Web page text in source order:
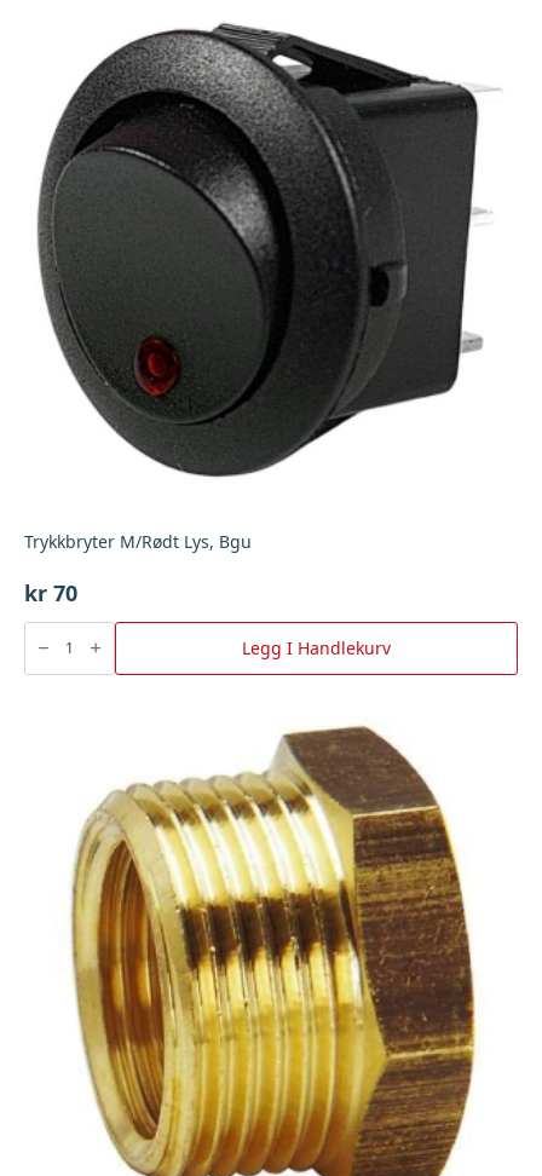
Trykkbryter M/Rødt Lys, Bgu
kr 70
Trykkbryter
M/Rødt
Lys,
Bgu
Legg I Handlekurv